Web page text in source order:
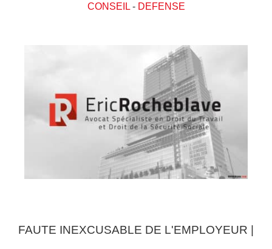
CONSEIL- DEFENSE
FAUTE INEXCUSABLE DE L'EMPLOYEUR |